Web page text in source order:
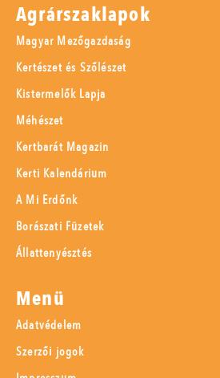
Agrárszaklapok
Magyar Mezőgazdaság
Kertészet és Szőlészet
Kistermelők Lapja
Méhészet
Kertbarát Magazin
Kerti Kalendárium
A Mi Erdőnk
Borászati Füzetek
Állattenyésztés
Menü
Adatvédelem
Szerzői jogok